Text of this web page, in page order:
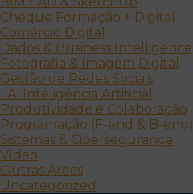
Cheque Formação + Digital
Comércio Digital
Dados & Business Intelligence
Fotografia & Imagem Digital
Gestão de Redes Sociais
I.A. Inteligência Artificial
Produtividade e Colaboração
Programação (F-end & B-end)
Sistemas & Cibersegurança
Vídeo
Outras Áreas
Uncategorized